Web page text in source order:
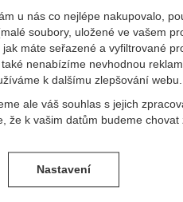
u nás co nejlépe nakupovalo,
soubory, uložené ve vašem
máte seřazené a vyfiltrované
nenabízíme nevhodnou
k dalšímu zlepšování webu.
ale váš souhlas s jejich
že k vašim datům budeme chovat
souhlasů s
- bez těchto cookies náš web
Nastavení
Lansky Quick Fix